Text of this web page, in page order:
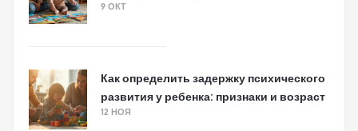
9 ОКТ
Как определить задержку психического
развития у ребенка: признаки и возраст
12 НОЯ